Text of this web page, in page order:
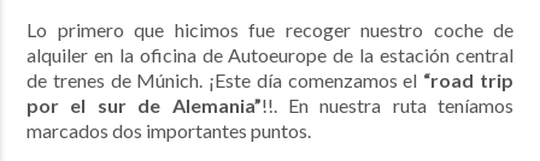
Lo primero que hicimos fue recoger nuestro coche de
alquiler en la oficina de Autoeurope de la estación central
de trenes de Múnich. ¡Este día comenzamos el “road trip
por el sur de Alemania”!!. En nuestra ruta teníamos
marcados dos importantes puntos.